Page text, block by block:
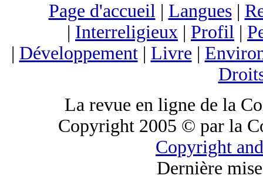
Page d'accueil| Langues|
| Interreligieux | Profil |
| Développement| Livre |
La revue en ligne de la
Copyright 2005 © par la
Copyright
Dernière